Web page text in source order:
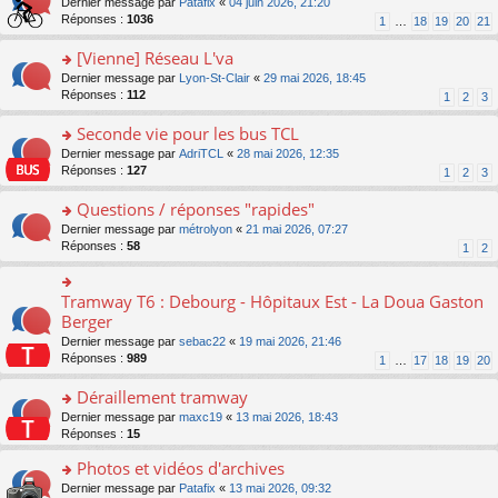
nt
s
ré
e
nt
n
lu
le
pl
u
s
ré
e
nt
e
n
o
n
lu
le
pl
u
s
ré
c
nt
e
s
s
a
g
e
n
lu
le
pl
u
s
ré
nt
n
s
ult
er
le
m
e
s
s
a
g
n
o
n
lu
le
u
s
ré
nt
Réponses : 1036 1 18 19 20 21
o
n
s
ult
er
le
m
e
s
s
a
g
e
n
o
n
lu
le
pl
u
s
ré
c
nt
[Vienne] Réseau L'va
Dernier message par Lyon-St-Clair « 29 mai 2026, 18:45
Réponses : 112 1 2 3
o
n
s
ult
er
le
m
e
s
a
g
e
n
lu
le
pl
u
s
Seconde vie pour les bus TCL
Dernier message par AdriTCL « 28 mai 2026, 12:35
Réponses : 127 1 2 3
o
n
s
ult
er
le
m
e
s
s
a
g
e
n
o
n
Questions / réponses "rapides"
Dernier message par métrolyon « 21 mai 2026, 07:27
Réponses : 58 1 2
o
n
ult
er
le
m
e
s
s
a
g
Tramway T6 : Debourg - Hôpitaux Est - La Doua Gaston
Berger
Dernier message par sebac22 « 19 mai 2026, 21:46
Réponses : 989 1 17 18 19 20
o
n
s
ult
er
Déraillement tramway
Dernier message par maxc19 « 13 mai 2026, 18:43
Réponses : 15
o
Photos et vidéos d'archives
Dernier message par Patafix « 13 mai 2026, 09:32